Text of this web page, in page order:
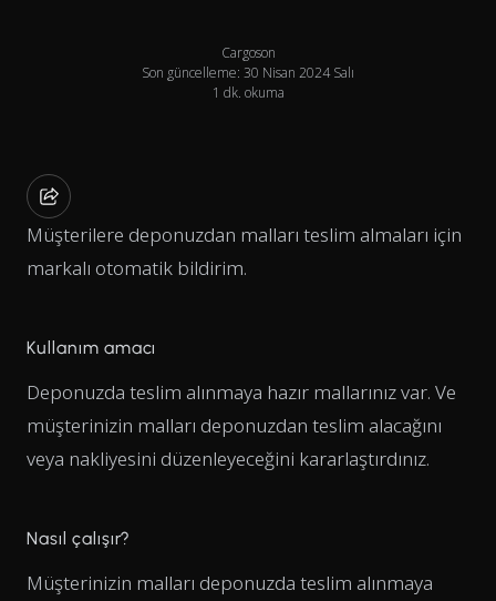
Cargoson
Son güncelleme: 30 Nisan 2024 Salı
1 dk. okuma
Müşterilere deponuzdan malları teslim almaları için
markalı otomatik bildirim.
Kullanım amacı
Deponuzda teslim alınmaya hazır mallarınız var. Ve
müşterinizin malları deponuzdan teslim alacağını
veya nakliyesini düzenleyeceğini kararlaştırdınız.
Nasıl çalışır?
Müşterinizin malları deponuzda teslim alınmaya